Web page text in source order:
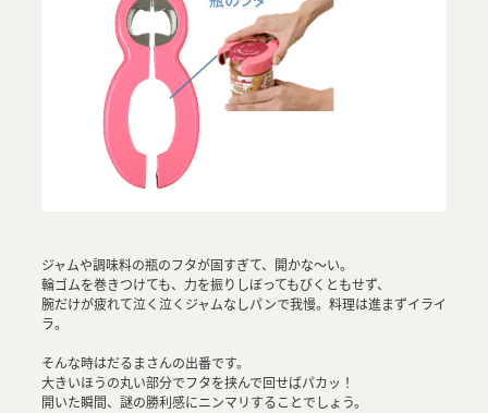
ジャムや調味料の瓶のフタが固すぎて、開かな～い。
輪ゴムを巻きつけても、力を振りしぼってもびくともせず、
腕だけが疲れて泣く泣くジャムなしパンで我慢。料理は進まずイライ
ラ。
そんな時はだるまさんの出番です。
大きいほうの丸い部分でフタを挟んで回せばパカッ！
開いた瞬間、謎の勝利感にニンマリすることでしょう。